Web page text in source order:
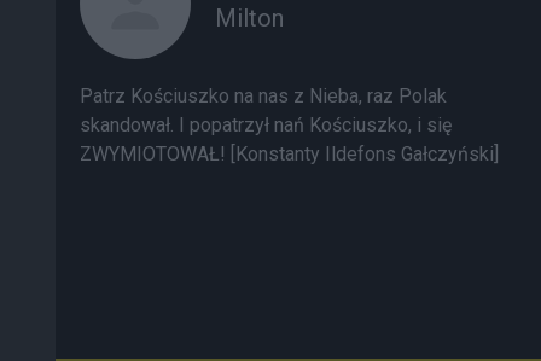
Milton
Patrz Kościuszko na nas z Nieba, raz Polak
skandował. I popatrzył nań Kościuszko, i się
ZWYMIOTOWAŁ! [Konstanty Ildefons Gałczyński]